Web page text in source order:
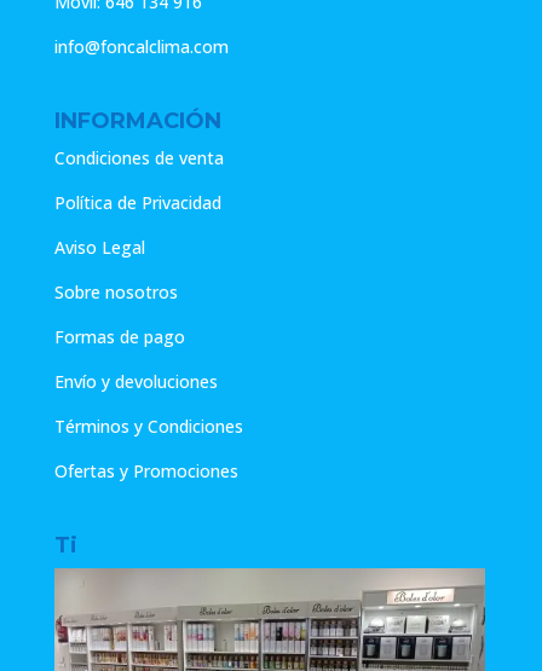
info@foncalclima.com
INFORMACIÓN
Condiciones de venta
Política de Privacidad
Aviso Legal
Sobre nosotros
Formas de pago
Envío y devoluciones
Términos y Condiciones
Ofertas y Promociones
Ti